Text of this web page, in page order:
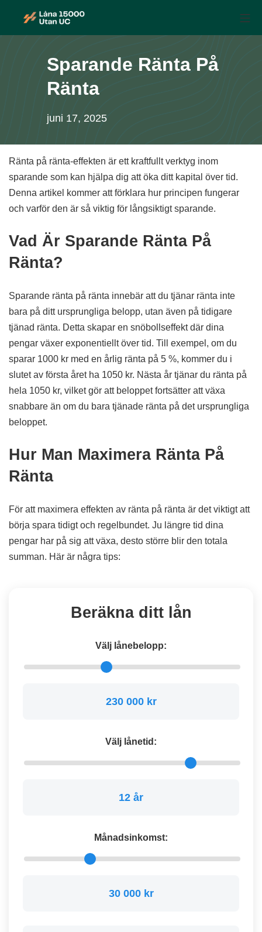
Låna 15 000 utan UC
Sparande Ränta På
Ränta
juni 17, 2025
Ränta på ränta-effekten är ett kraftfullt verktyg inom
sparande som kan hjälpa dig att öka ditt kapital över tid.
Denna artikel kommer att förklara hur principen fungerar
och varför den är så viktig för långsiktigt sparande.
Vad Är Sparande Ränta På
Ränta?
Sparande ränta på ränta innebär att du tjänar ränta inte
bara på ditt ursprungliga belopp, utan även på tidigare
tjänad ränta. Detta skapar en snöbollseffekt där dina
pengar växer exponentiellt över tid. Till exempel, om du
sparar 1000 kr med en årlig ränta på 5 %, kommer du i
slutet av första året ha 1050 kr. Nästa år tjänar du ränta på
hela 1050 kr, vilket gör att beloppet fortsätter att växa
snabbare än om du bara tjänade ränta på det ursprungliga
beloppet.
Hur Man Maximera Ränta På
Ränta
För att maximera effekten av ränta på ränta är det viktigt att
börja spara tidigt och regelbundet. Ju längre tid dina
pengar har på sig att växa, desto större blir den totala
summan. Här är några tips:
Beräkna ditt lån
Välj lånebelopp:
230 000 kr
Välj lånetid:
12 år
Månadsinkomst:
30 000 kr